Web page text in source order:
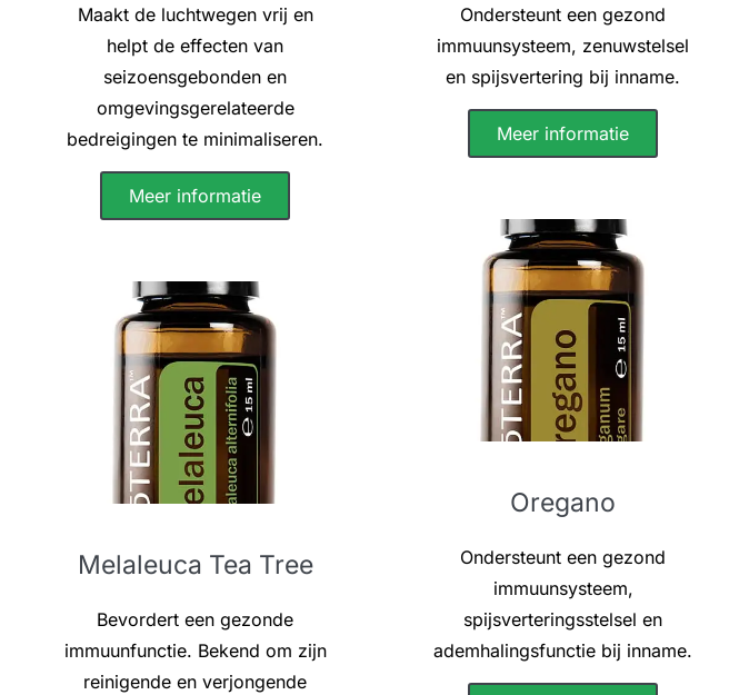
Maakt de luchtwegen vrij en
helpt de effecten van
seizoensgebonden en
omgevingsgerelateerde
bedreigingen te minimaliseren.
Meer informatie
Melaleuca Tea Tree
Bevordert een gezonde
immuunfunctie. Bekend om zijn
reinigende en verjongende
Ondersteunt een gezond
immuunsysteem, zenuwstelsel
en spijsvertering bij inname.
Meer informatie
Oregano
Ondersteunt een gezond
immuunsysteem,
spijsverteringsstelsel en
ademhalingsfunctie bij inname.